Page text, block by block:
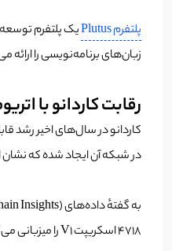
پلتفرم Plutus
زبان‌های برنامه‌نویسی را
رقابت کاردانو با
کاردانو در سال‌های اخیر رشد
در شبکه آن ایجاد شده که نشان
۴۷۱۸ اسکریپت V1 را میزبانی می‌کرده است .